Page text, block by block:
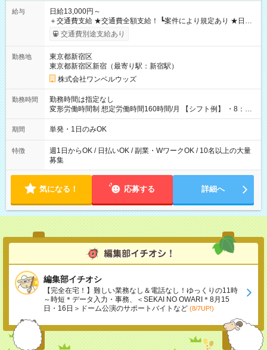
給与
日給13,000円～
＋交通費支給 ★交通費全額支給！ ┗案件により規定あり ★日払
いOK！（規定あり） ┗働いたその日に現金GET♪ お仕事後はコ
ンビニATMから 日払い分を引き落とせます！ 【試用期間】試
交通費別途支給あり
勤務地
東京都新宿区
東京都新宿区新宿（最寄り駅：新宿駅）
株式会社ワンベルウッズ
勤務時間
勤務時間は指定なし
変形労働時間制 想定労働時間160時間/月 【シフト例】 ・8：00
～21：00
期間 単発・1日のみOK
特徴
週1日からOK / 日払いOK / 副業・WワークOK / 10名以上の大量
募集
気になる！ 応募する 詳細へ
編集部イチオシ
【完全在宅！】難しい業務なし＆電話なし！ゆっくりの11時
～時短＊データ入力・事務、＜SEKAI NO OWARI＊8月15
日・16日＞ドーム公演のサポートバイトなど (8/7UP!)